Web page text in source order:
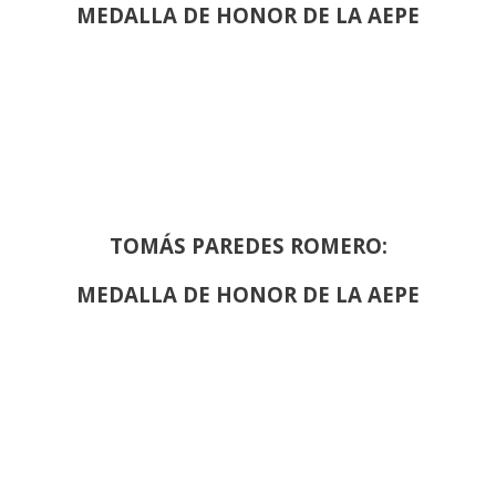
MEDALLA DE HONOR DE LA AEPE
TOMÁS PAREDES ROMERO:
MEDALLA DE HONOR DE LA AEPE